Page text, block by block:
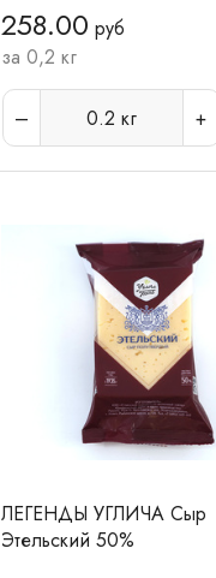
258.00 руб
за 0,2 кг
0.2 кг
ЛЕГЕНДЫ УГЛИЧА Сыр
Этельский 50%